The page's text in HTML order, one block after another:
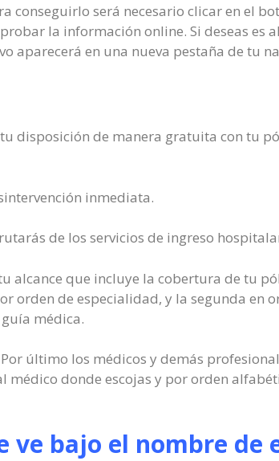
conseguirlo será necesario clicar en el
la información online. Si deseas es
aparecerá en una nueva pestaña de tu
disposición de manera gratuita con tu
inmediata.
de los servicios de ingreso
alcance que incluye la cobertura de tu
orden de especialidad, y la segunda en
médica.
último los médicos y demás
donde escojas y por orden
ve bajo el nombre de